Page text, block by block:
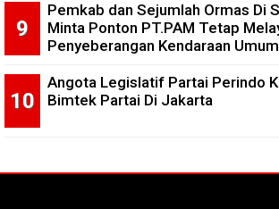
Pemkab dan Sejumlah Ormas Di
Minta Ponton PT.PAM Tetap
Penyeberangan Kendaraan
Angota Legislatif Partai Perindo
Bimtek Partai Di Jakarta